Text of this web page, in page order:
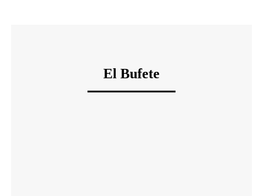
El Bufete